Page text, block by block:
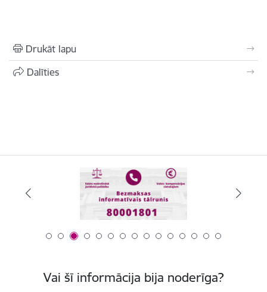
Drukāt lapu
Dalīties
Vai šī informācija bija noderīga?